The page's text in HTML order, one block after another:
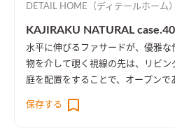
DETAIL HOME（ディテールホーム）
KAJIRAKU NATURAL case.40
水平に伸びるファサードが、優雅
物を介して覗く視線の先は、リビン
庭を配置をすることで、オープンで
保存する